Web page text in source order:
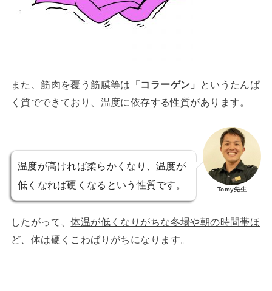
また、筋肉を覆う筋膜等は 「コラーゲン」
というたんぱ
く質でできており、温度に依存する性質があります。
温度が高ければ柔らかくなり、温度が
低くなれば硬くなるという性質です。
Tomy先生
したがって、体温が低くなりがちな冬場や朝の時間帯ほ
ど 、体は硬くこわばりがちになります。